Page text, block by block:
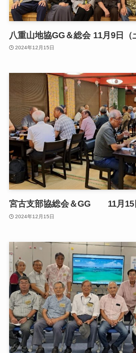
八重山地協GG＆総会 11月9日（
2024年12月15日
宮古支部協総会＆GG 11月15
2024年12月15日